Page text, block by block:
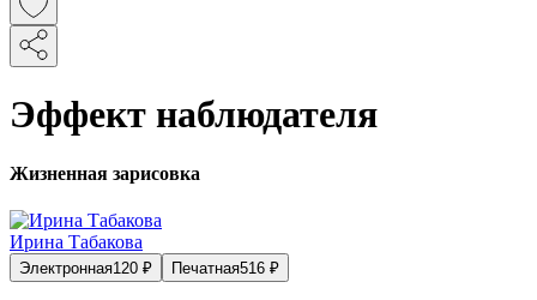
Эффект наблюдателя
Жизненная зарисовка
Ирина Табакова
Электронная120 ₽ Печатная516 ₽